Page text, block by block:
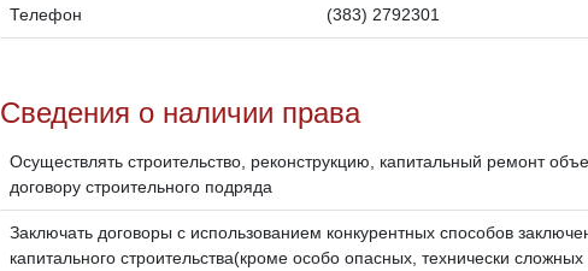
Телефон (383) 2792301
Сведения о наличии права
Осуществлять строительство, реконструкцию, капитальный ремонт
договору строительного подряда
Заключать договоры с использованием конкурентных способов
капитального строительства(кроме особо опасных, технически